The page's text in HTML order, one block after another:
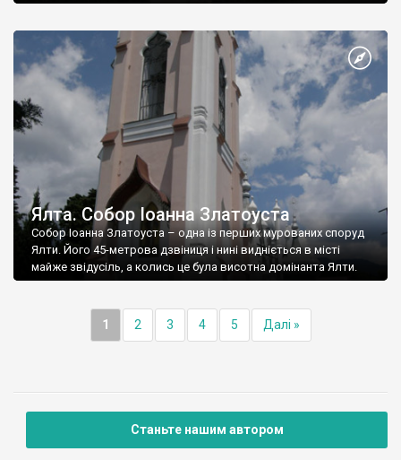
Ялта. Собор Іоанна Златоуста
Собор Іоанна Златоуста – одна із перших мурованих споруд
Ялти. Його 45-метрова дзвіниця і нині видніється в місті
майже звідусіль, а колись це була висотна домінанта Ялти.
1 2 3 4 5 Далі »
Станьте нашим автором